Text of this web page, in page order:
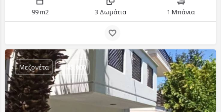
99 m2 3 Δωμάτια 1 Μπάνια
Μεζονέτα €145,000